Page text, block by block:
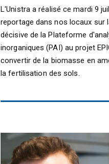
L'Unistra a réalisé ce mardi 9
reportage dans nos locaux sur
décisive de la Plateforme
inorganiques (PAI) au projet
convertir de la biomasse en
la fertilisation des sols.